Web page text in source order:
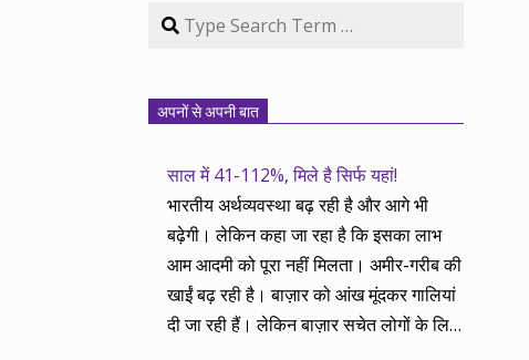
Search
अपनों से अपनी बात
साल में 41-112%, मिले है सिर्फ यहां!
भारतीय अर्थव्यवस्था बढ़ रही है और आगे भी
बढ़ेगी। लेकिन कहा जा रहा है कि इसका लाभ
आम आदमी को पूरा नहीं मिलता। अमीर-गरीब की
खाईं बढ़ रही है। बाज़ार को आंख मूंदकर गालियां
दी जा रही हैं। लेकिन बाज़ार सचेत लोगों के लिए